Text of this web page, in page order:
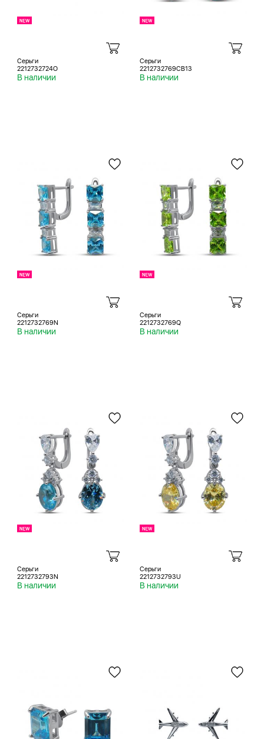
Серьги
2212732724O
В наличии
Серьги
2212732769CB13
В наличии
Серьги
2212732769N
В наличии
Серьги
2212732769Q
В наличии
Серьги
2212732793N
В наличии
Серьги
2212732793U
В наличии